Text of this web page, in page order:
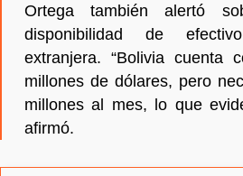
Ortega también alertó
disponibilidad de
extranjera. “Bolivia cuenta
millones de dólares, pero
millones al mes, lo que
afirmó.